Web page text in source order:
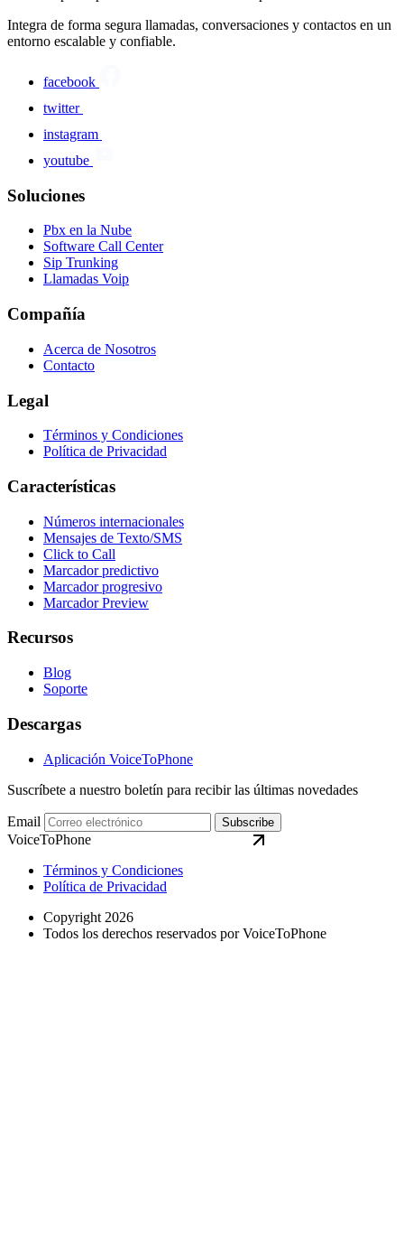
Integra de forma segura llamadas, conversaciones y contactos en un
entorno escalable y confiable.
facebook
twitter
instagram
youtube
Soluciones
Pbx en la Nube
Software Call Center
Sip Trunking
Llamadas Voip
Compañía
Acerca de Nosotros
Contacto
Legal
Términos y Condiciones
Política de Privacidad
Características
Números internacionales
Mensajes de Texto/SMS
Click to Call
Marcador predictivo
Marcador progresivo
Marcador Preview
Recursos
Blog
Soporte
Descargas
Aplicación VoiceToPhone
Suscríbete a nuestro boletín para recibir las últimas novedades
Email Subscribe
VoiceToPhone
Términos y Condiciones
Política de Privacidad
Copyright 2026
Todos los derechos reservados por VoiceToPhone